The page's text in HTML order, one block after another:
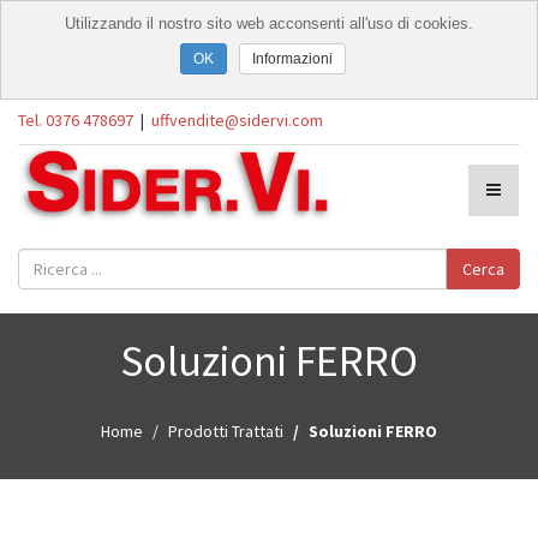
Tel. 0376 478697 | uffvendite@sidervi.com
Cerca
Soluzioni FERRO
Home Prodotti Trattati Soluzioni FERRO
Utilizzando il nostro sito web acconsenti all'uso di cookies.
Informazioni